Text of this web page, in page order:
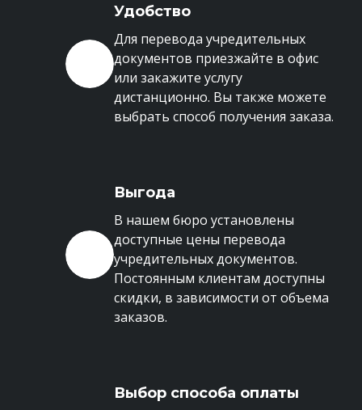
Удобство
Для перевода учредительных
документов приезжайте в офис
или закажите услугу
дистанционно. Вы также можете
выбрать способ получения заказа.
Выгода
В нашем бюро установлены
доступные цены перевода
учредительных документов.
Постоянным клиентам доступны
скидки, в зависимости от объема
заказов.
Выбор способа оплаты